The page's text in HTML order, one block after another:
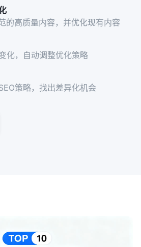
的高质量内容，并优化现有内容
化，自动调整优化策略
策略，找出差异化机会